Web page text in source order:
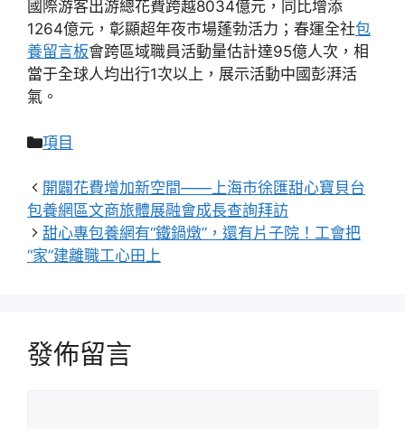
國際游客出游總花費跨越8034億元，同比增添
1264億元，彰顯超年夜市場蓬勃活力；春運全社包
養留言板會跨區域職員活動量估計達95億人次，相
當于全球人均出行1次以上，展示活動中國彭湃活
氣。
分
項目
開闢花費增加新空間——上海市徐匯甜心寶貝台
包養網區文商旅體展融會成長查詢拜訪
甜心專包養網有“鐵鍋燉”，還有片子院！工會把
“家”建離職工心田上
發佈留言